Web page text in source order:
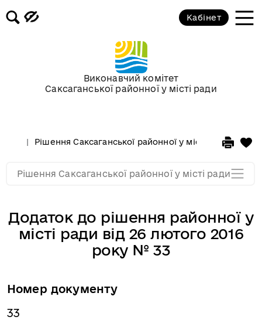
Виконавчий комітет
Саксаганської районної у місті ради
Кабінет
Рішення Саксаганської районної у місті ради
Додаток до рішення районної у
місті ради від 26 лютого 2016
року № 33
Номер документу
33
Рішення Саксаганської районної у місті ради
Сесії у 2012 році